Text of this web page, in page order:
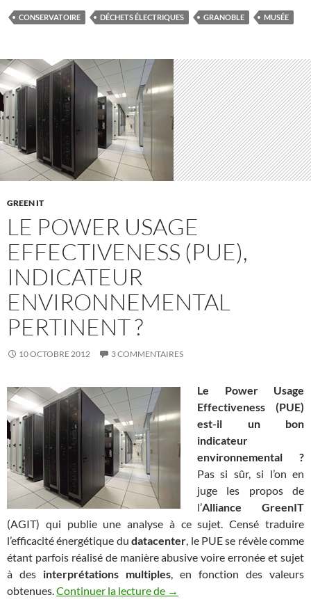
CONSERVATOIRE DÉCHETS ÉLECTRIQUES GRANOBLE MUSÉE
GREEN IT
LE POWER USAGE
EFFECTIVENESS (PUE),
INDICATEUR
ENVIRONNEMENTAL
PERTINENT ?
10 OCTOBRE 2012 3 COMMENTAIRES
Le Power Usage
Effectiveness (PUE)
est-il un bon
indicateur
environnemental ?
Pas si sûr, si l’on en
juge les propos de
l’Alliance GreenIT
(AGIT) qui publie une analyse à ce sujet. Censé traduire
l’efficacité énergétique dudatacenter, le PUE se révèle comme
étant parfois réalisé de manière abusive voire erronée et sujet
à des interprétations multiples, en fonction des valeurs
obtenues.Continuer la lecture de Le Power Usage
→